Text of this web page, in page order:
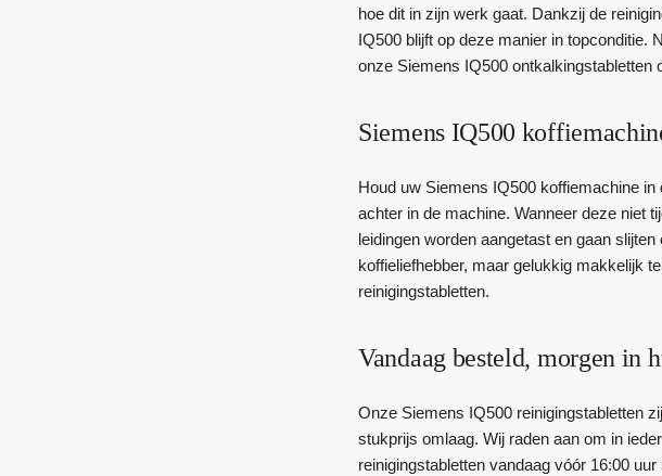
hoe dit in zijn werk gaat. Dankzij de
IQ500 blijft op deze manier in topconditie.
onze Siemens IQ500 ontkalkingstabletten
Siemens IQ500
Houd uw Siemens IQ500 koffiemachine
achter in de machine. Wanneer deze niet
leidingen worden aangetast en gaan
koffieliefhebber, maar gelukkig makkelijk
reinigingstabletten.
Vandaag besteld, morgen in
Onze Siemens IQ500 reinigingstabletten
stukprijs omlaag. Wij raden aan om in
reinigingstabletten vandaag vóór 16:00